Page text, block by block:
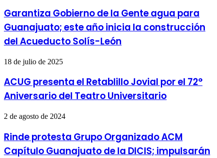
Garantiza Gobierno de la Gente agua para
Guanajuato; este año inicia la construcción
del Acueducto Solís-León
18 de julio de 2025
ACUG presenta el Retablillo Jovial por el 72°
Aniversario del Teatro Universitario
2 de agosto de 2024
Rinde protesta Grupo Organizado ACM
Capítulo Guanajuato de la DICIS; impulsarán